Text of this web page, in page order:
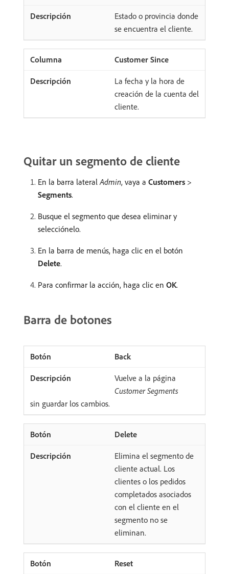
Estado o provincia donde
se encuentra el cliente.
Customer Since
La fecha y la hora de
creación de la cuenta del
cliente.
Quitar un segmento de cliente
En la barra lateral Admin, vaya a Customers >
Segments.
Busque el segmento que desea eliminar y
selecciónelo.
En la barra de menús, haga clic en el botón
Delete.
Para confirmar la acción, haga clic en OK.
Barra de botones
Back
Vuelve a la página
Customer Segments
​sin guardar los cambios.
Delete
Elimina el segmento de
cliente actual. Los
clientes o los pedidos
completados asociados
con el cliente en el
segmento no se
eliminan.
Reset